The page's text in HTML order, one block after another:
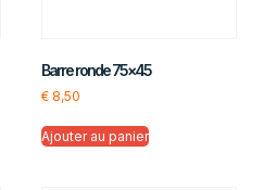
Barre ronde 75×45
€8,50
Ajouter au panier